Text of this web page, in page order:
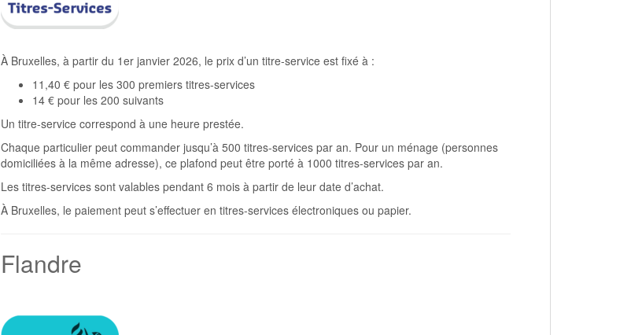
À Bruxelles, à partir du 1er janvier 2026, le prix d’un titre-service est fixé à :
11,40 € pour les 300 premiers titres-services
14 € pour les 200 suivants
Un titre-service correspond à une heure prestée.
Chaque particulier peut commander jusqu’à 500 titres-services par an. Pour un ménage (personnes
domiciliées à la même adresse), ce plafond peut être porté à 1000 titres-services par an.
Les titres-services sont valables pendant 6 mois à partir de leur date d’achat.
À Bruxelles, le paiement peut s’effectuer en titres-services électroniques ou papier.
Flandre